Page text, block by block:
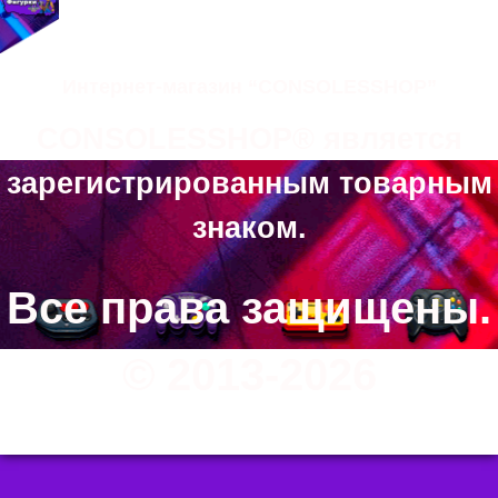
зарегистрированным товарным
знаком.
Все права защищены.